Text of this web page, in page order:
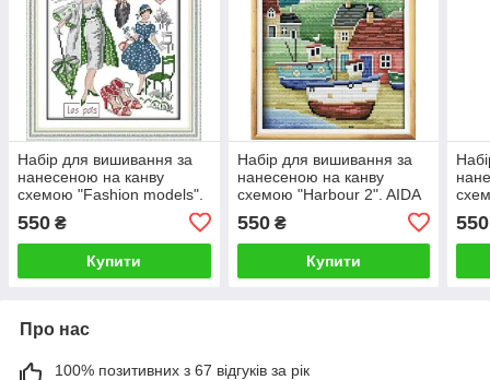
Набір для вишивання за
нанесеною на канву
схемою "Fashion models".
AIDA 14CT printed, 22*29
см
550 ₴
Купити
Набір для вишивання за
нанесеною на канву
схемою "Harbour 2". AIDA
550₴
Купити
см
550
Про нас
100% позитивних з 67 відгуків за рік